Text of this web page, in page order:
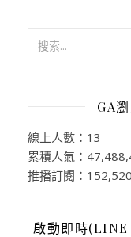
GA
線上人數：13
累積人氣：
推播訂閱：152,520
啟動即時(LINE